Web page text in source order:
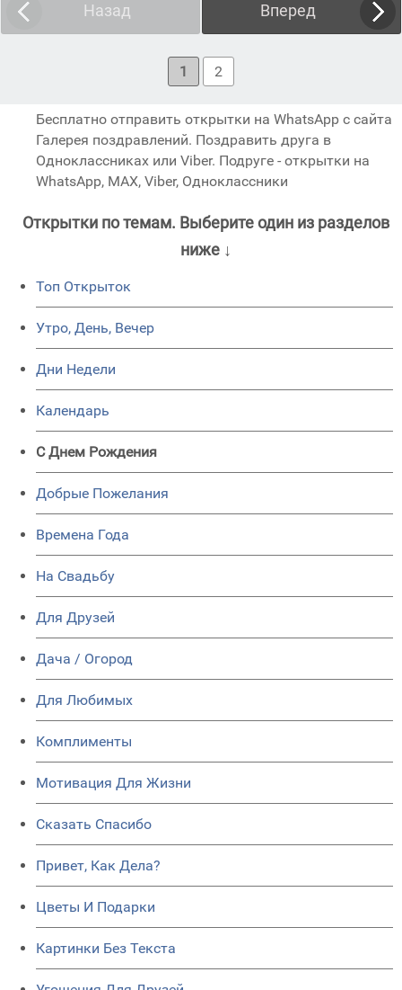
Назад Вперед
1 2
Бесплатно отправить открытки на WhatsApp с сайта
Галерея поздравлений. Поздравить друга в
Одноклассниках или Viber. Подруге - открытки на
WhatsApp, MAX, Viber, Одноклассники
Открытки по темам. Выберите один из разделов
ниже ↓
Топ Открыток
Утро, День, Вечер
Дни Недели
Календарь
C Днем Рождения
Добрые Пожелания
Времена Года
На Свадьбу
Для Друзей
Дача / Огород
Для Любимых
Комплименты
Мотивация Для Жизни
Сказать Спасибо
Привет, Как Дела?
Цветы И Подарки
Картинки Без Текста